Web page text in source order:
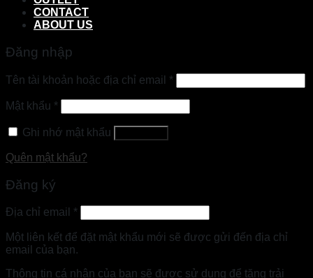
CONTACT
ABOUT US
Đăng nhập
Tên tài khoản hoặc địa chỉ email *
Mật khẩu *
Ghi nhớ mật khẩu
Quên mật khẩu?
Đăng ký
Địa chỉ email *
Một liên kết để đặt mật khẩu mới sẽ được gửi đến địa chỉ
email của bạn.
Thông tin cá nhân của bạn sẽ được sử dụng để tăng trải